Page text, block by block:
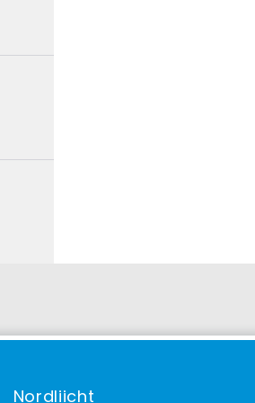
Nordliicht